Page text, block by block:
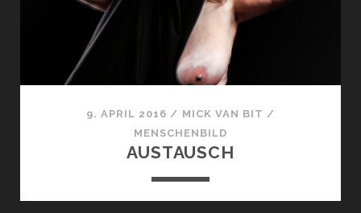
9. APRIL 2016 / MICK VAN BIT /
MENSCHENBILD
AUSTAUSCH